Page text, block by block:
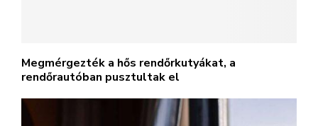
Megmérgezték a hős rendőrkutyákat, a
rendőrautóban pusztultak el